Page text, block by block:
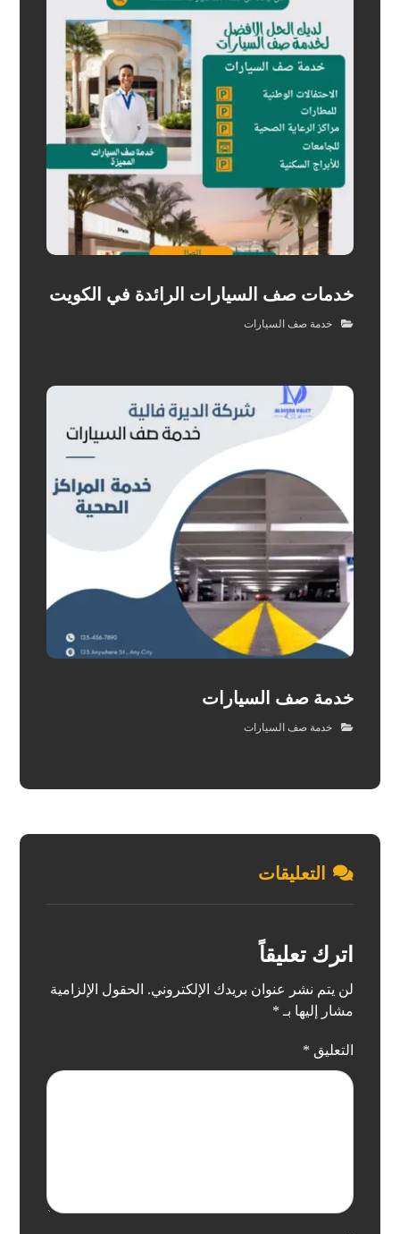
خدمات صف السيارات الرائدة في الكويت
خدمة صف السيارات
خدمة صف السيارات
خدمة صف السيارات
التعليقات
اترك تعليقاً
لن يتم نشر عنوان بريدك الإلكتروني. الحقول الإلزامية
مشار إليها بـ *
التعليق *